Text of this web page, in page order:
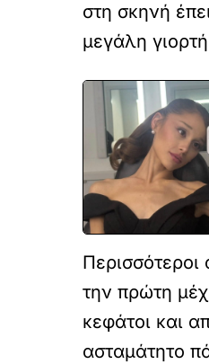
στη σκηνή
μεγάλη
Περισσότεροι
την πρώτη
κεφάτοι και
ασταμάτητο